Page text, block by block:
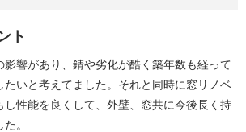
ト
響があり、錆や劣化が酷く築年数も経って
たいと考えてました。それと同時に窓リノベ
し性能を良くして、外壁、窓共に今後長く持
。